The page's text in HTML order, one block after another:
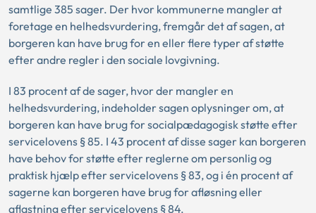
samtlige 385 sager. Der hvor kommunerne mangler at
foretage en helhedsvurdering, fremgår det af sagen, at
borgeren kan have brug for en eller flere typer af støtte
efter andre regler i den sociale lovgivning.
I 83 procent af de sager, hvor der mangler en
helhedsvurdering, indeholder sagen oplysninger om, at
borgeren kan have brug for socialpædagogisk støtte efter
servicelovens § 85. I 43 procent af disse sager kan borgeren
have behov for støtte efter reglerne om personlig og
praktisk hjælp efter servicelovens § 83, og i én procent af
sagerne kan borgeren have brug for afløsning eller
aflastning efter servicelovens § 84.